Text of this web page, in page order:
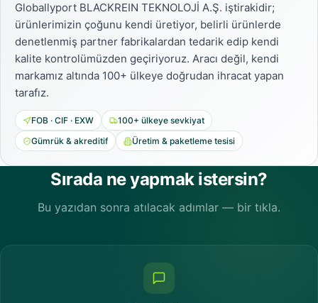
Globallyport BLACKREIN TEKNOLOJİ A.Ş. iştirakidir;
ürünlerimizin çoğunu kendi üretiyor, belirli ürünlerde
denetlenmiş partner fabrikalardan tedarik edip kendi
kalite kontrolümüzden geçiriyoruz. Aracı değil, kendi
markamız altında 100+ ülkeye doğrudan ihracat yapan
tarafız.
FOB · CIF · EXW
100+ ülkeye sevkiyat
Gümrük & akreditif
Üretim & paketleme tesisi
Sırada ne yapmak istersin?
Bu yazıdan sonra atılacak adımlar — bir tıkla.